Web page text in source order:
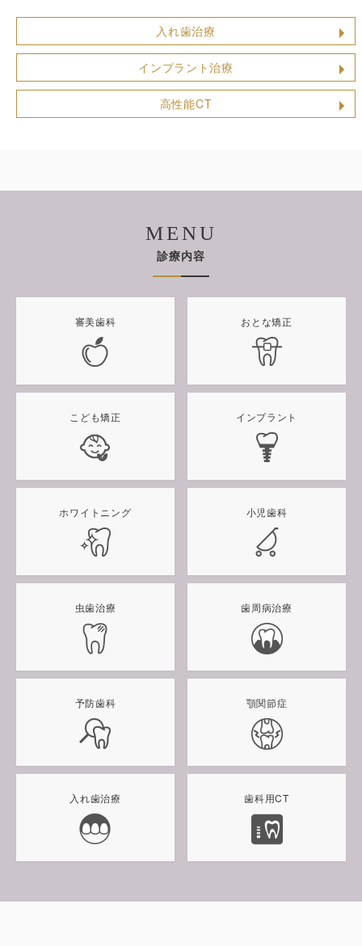
入れ歯治療
インプラント治療
高性能CT
MENU
診療内容
審美歯科 おとな矯正
こども矯正 インプラント
ホワイトニング 小児歯科
虫歯治療 歯周病治療
予防歯科 顎関節症
入れ歯治療 歯科用CT